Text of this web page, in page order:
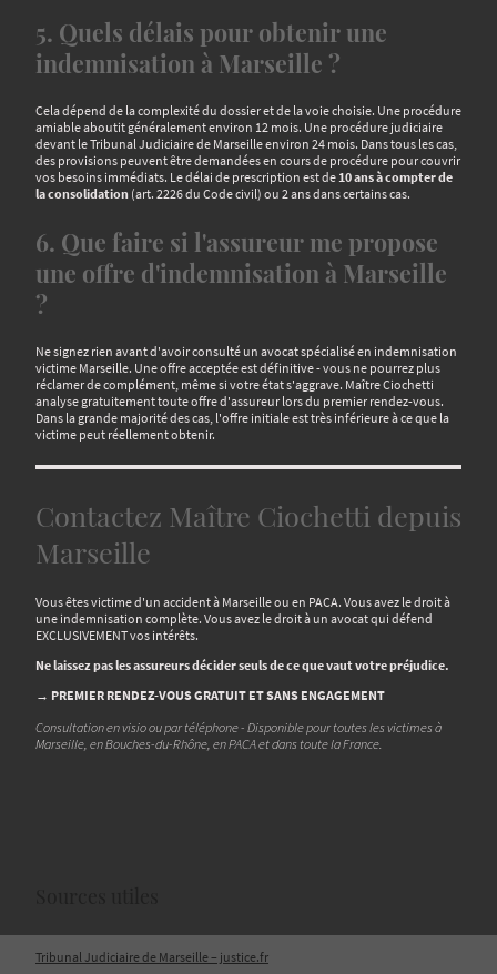
5. Quels délais pour obtenir une
indemnisation à Marseille ?
Cela dépend de la complexité du dossier et de la voie choisie. Une procédure
amiable aboutit généralement environ 12 mois. Une procédure judiciaire
devant le Tribunal Judiciaire de Marseille environ 24 mois. Dans tous les cas,
des provisions peuvent être demandées en cours de procédure pour couvrir
vos besoins immédiats. Le délai de prescription est de10 ans à compter de
la consolidation (art. 2226 du Code civil) ou 2 ans dans certains cas.
6. Que faire si l'assureur me propose
une offre d'indemnisation à Marseille
?
Ne signez rien avant d'avoir consulté un avocat spécialisé en indemnisation
victime Marseille. Une offre acceptée est définitive - vous ne pourrez plus
réclamer de complément, même si votre état s'aggrave. Maître Ciochetti
analyse gratuitement toute offre d'assureur lors du premier rendez-vous.
Dans la grande majorité des cas, l'offre initiale est très inférieure à ce que la
victime peut réellement obtenir.
Contactez Maître Ciochetti depuis
Marseille
Vous êtes victime d'un accident à Marseille ou en PACA. Vous avez le droit à
une indemnisation complète. Vous avez le droit à un avocat qui défend
EXCLUSIVEMENT vos intérêts.
Ne laissez pas les assureurs décider seuls de ce que vaut votre préjudice.
→ PREMIER RENDEZ-VOUS GRATUIT ET SANS ENGAGEMENT
Consultation en visio ou par téléphone - Disponible pour toutes les victimes à
Marseille, en Bouches-du-Rhône, en PACA et dans toute la France.
Tribunal Judiciaire de Marseille – justice.fr